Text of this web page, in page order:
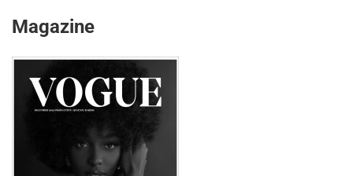
Magazine